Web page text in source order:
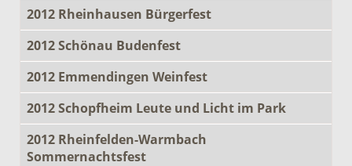
2012 Rheinhausen Bürgerfest
2012 Schönau Budenfest
2012 Emmendingen Weinfest
2012 Schopfheim Leute und Licht im Park
2012 Rheinfelden-Warmbach
Sommernachtsfest